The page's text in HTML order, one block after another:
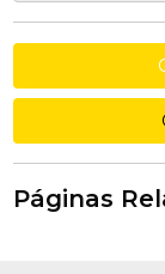
Páginas